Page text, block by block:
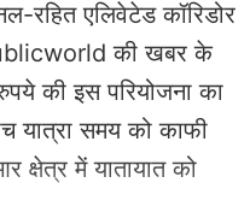
रहित एलिवेटेड कॉरिडोर
की खबर के
की इस परियोजना का
यात्रा समय को काफी
में यातायात को